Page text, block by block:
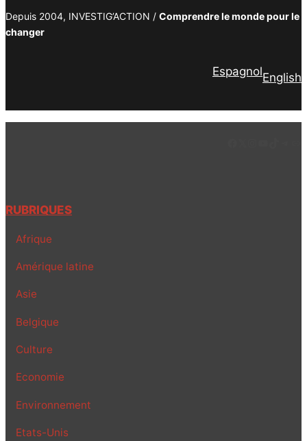
Depuis 2004, INVESTIG’ACTION / Comprendre le monde pour le
changer
EspagnolEnglish
RUBRIQUES
Afrique
Amérique latine
Asie
Belgique
Culture
Economie
Environnement
Etats-Unis